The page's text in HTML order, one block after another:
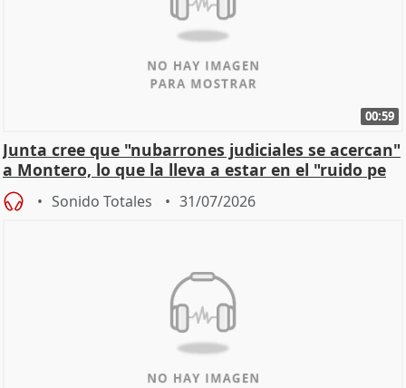
00:59
Junta cree que "nubarrones judiciales se acercan"
a Montero, lo que la lleva a estar en el "ruido pe
Sonido Totales 31/07/2026